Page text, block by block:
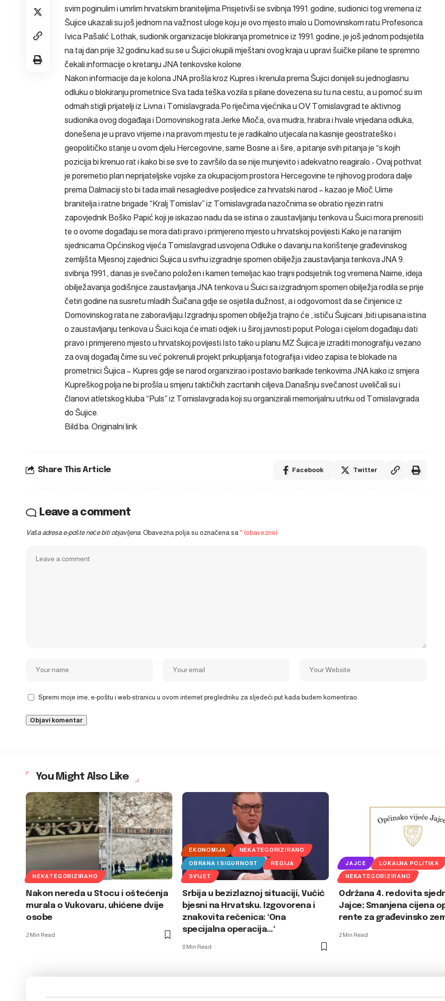
svim poginulim i umrlim hrvatskim braniteljima.Prisjetivši se svibnja 1991. godine, sudionici tog vremena iz
Šujice ukazali su još jednom na važnost uloge koju je ovo mjesto imalo u Domovinskom ratu.Profesorica
Ivica Pašalić Lothak, sudionik organizacije blokiranja prometnice iz 1991. godine, je još jednom podsjetila
na taj dan prije 32 godinu kad su se u Šujici okupili mještani ovog kraja u upravi šuičke pilane te spremno
čekali informacije o kretanju JNA tenkovske kolone.
Nakon informacije da je kolona JNA prošla kroz Kupres i krenula prema Šujici donijeli su jednoglasnu
odluku o blokiranju prometnice.Sva tada teška vozila s pilane dovezena su tu na cestu, a u pomoć su im
odmah stigli prijatelji iz Livna i Tomislavgrada.Po riječima vijećnika u OV Tomislavgrad te aktivnog
sudionika ovog događaja i Domovinskog rata Jerke Mioča, ova mudra, hrabra i hvale vrijedana odluka,
donešena je u pravo vrijeme i na pravom mjestu te je radikalno utjecala na kasnije geostrateško i
geopolitičko stanje u ovom djelu Hercegovine, same Bosne a i šire, a pitanje svih pitanja je “s kojih
pozicija bi krenuo rat i kako bi se sve to završilo da se nije munjevito i adekvatno reagiralo.- Ovaj pothvat
je poremetio plan neprijateljske vojske za okupacijom prostora Hercegovine te njihovog prodora dalje
prema Dalmaciji sto bi tada imali nesagledive posljedice za hrvatski narod – kazao je Mioč.Uime
branitelja i ratne brigade “Kralj Tomislav” iz Tomislavgrada nazočnima se obratio njezin ratni
zapovjednik Boško Papić koji je iskazao nadu da se istina o zaustavljanju tenkova u Šuici mora prenositi
te o ovome događaju se mora dati pravo i primjereno mjesto u hrvatskoj povijesti.Kako je na ranijim
sjednicama Općinskog vijeća Tomislavgrad usvojena Odluke o davanju na korištenje građevinskog
zemljišta Mjesnoj zajednici Šujica u svrhu izgradnje spomen obilježja zaustavljanja tenkova JNA 9.
svibnja 1991., danas je svečano položen i kamen temeljac kao trajni podsjetnik tog vremena.Naime, ideja
obilježavanja godišnjice zaustavljanja JNA tenkova u Šuici sa izgradnjom spomen obilježja rodila se prije
četiri godine na susretu mladih Šuičana gdje se osjetila dužnost, a i odgovornost da se činjenice iz
Domovinskog rata ne zaboravljaju.Izgradnju spomen obilježja trajno će , ističu Šujicani ,biti upisana istina
o zaustavljanju tenkova u Šuici koja će imati odjek i u široj javnosti poput Pologa i cijelom događaju dati
pravo i primjereno mjesto u hrvatskoj povijesti.Isto tako u planu MZ Šujica je izraditi monografiju vezano
za ovaj događaj čime su već pokrenuli projekt prikupljanja fotografija i video zapisa te blokade na
prometnici Šujica – Kupres gdje se narod organizirao i postavio barikade tenkovima JNA kako iz smjera
Kupreškog polja ne bi prošla u smjeru taktičkih zacrtanih ciljeva.Današnju svečanost uveličali su i
članovi atletskog kluba “Puls” iz Tomislavgrada koji su organizirali memorijalnu utrku od Tomislavgrada
do Šujice.
Bild.ba: Originalni link
Share This Article Facebook Twitter
Leave a comment
Vaša adresa e-pošte neće biti objavljena. Obavezna polja su označena sa * (obavezno)
Spremi moje ime, e-poštu i web-stranicu u ovom internet pregledniku za sljedeći put kada budem komentirao.
You Might Also Like
NEKATEGORIZIRANO
Nakon nereda u Stocu i oštećenja
murala o Vukovaru, uhićene dvije
osobe
2 Min Read
EKONOMIJA NEKATEGORIZIRANO
OBRANA I SIGURNOST REGIJA
SVIJET
Srbija u bezizlaznoj situaciji, Vučić
bjesni na Hrvatsku. Izgovorena i
znakovita rečenica: ‘Ona
specijalna operacija…‘
8 Min Read
JAJCE LOKALNA POLITIKA
NEKATEGORIZIRANO
Održana 4. redovita
Jajce; Smanjena cijena
rente za građevinsko
2 Min Read